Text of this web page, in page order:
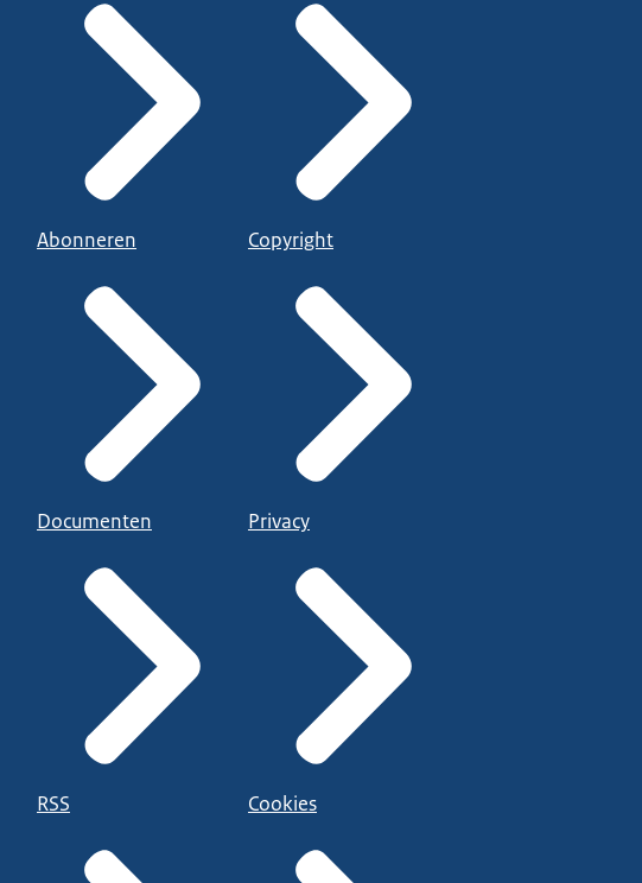
Abonneren
Documenten
RSS
Copyright
Privacy
Cookies